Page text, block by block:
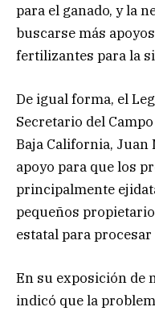
para el ganado, y la
buscarse más
fertilizantes para la
De igual forma, el
Secretario del
Baja California, Juan
apoyo para que los
principalmente
pequeños
estatal para
En su exposición de
indicó que la